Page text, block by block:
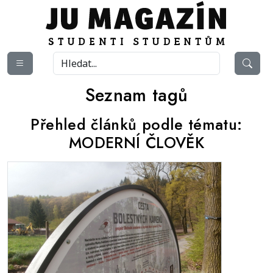
Seznam tagů
Přehled článků podle tématu:
MODERNÍ ČLOVĚK